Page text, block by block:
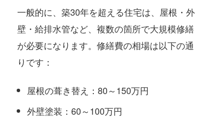
一般的に、築30年を超える住宅は、屋根・外
壁・給排水管など、複数の箇所で大規模修繕
が必要になります。修繕費の相場は以下の通
りです：
屋根の葺き替え：80～150万円
外壁塗装：60～100万円